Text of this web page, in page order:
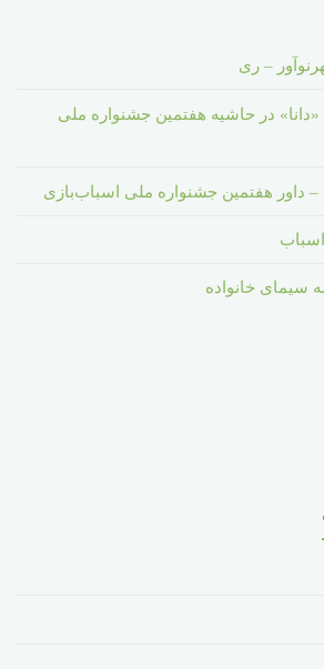
– ری
در حاشیه هفتمین جشنواره ملی
داور هفتمین جشنواره ملی اسباب‌بازی
سیمای خانواده